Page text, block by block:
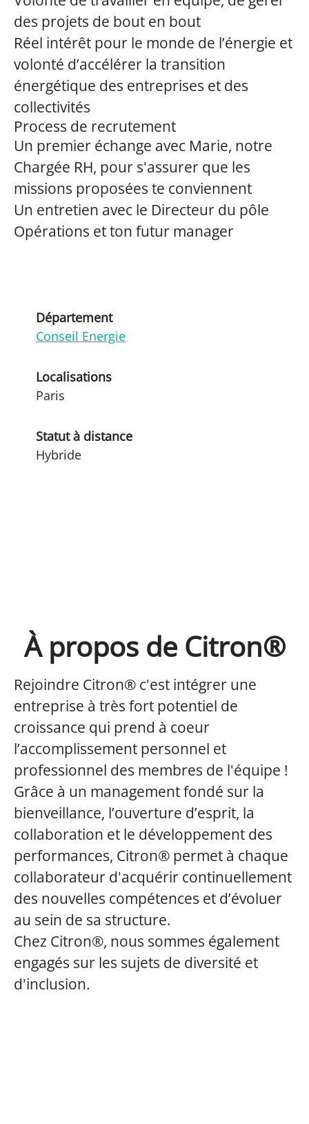
des projets de bout en bout
Réel intérêt pour le monde de l’énergie et
volonté d’accélérer la transition
énergétique des entreprises et des
collectivités
Process de recrutement
Un premier échange avec Marie, notre
Chargée RH, pour s'assurer que les
missions proposées te conviennent
Un entretien avec le Directeur du pôle
Opérations et ton futur manager
Département
Conseil Energie
Localisations
Paris
Statut à distance
Hybride
À propos de Citron®
Rejoindre Citron® c'est intégrer une
entreprise à très fort potentiel de
croissance qui prend à coeur
l’accomplissement personnel et
professionnel des membres de l'équipe !
Grâce à un management fondé sur la
bienveillance, l’ouverture d’esprit, la
collaboration et le développement des
performances, Citron® permet à chaque
collaborateur d'acquérir continuellement
des nouvelles compétences et d’évoluer
au sein de sa structure.
Chez Citron®, nous sommes également
engagés sur les sujets de diversité et
d'inclusion.